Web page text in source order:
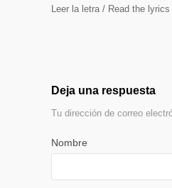
Leer la letra / Read the lyrics
Deja una respuesta
Tu dirección de correo
Nombre